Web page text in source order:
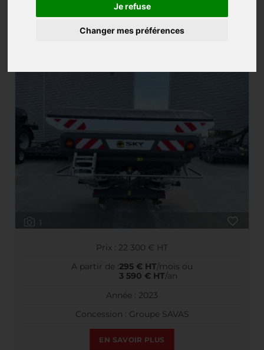
Je refuse
Changer mes préférences
X402436HRECOSPEE Sky Agriculture
1
Prix : 22 300 € HT
A partir de :295 € HT/mois ou
3 590 € HT/an
Année : 2023
Concession : Groupe SAVAS
EN SAVOIR PLUS